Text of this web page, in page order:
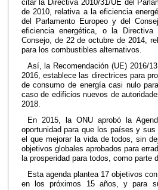
citar la Directiva 2010/31/UE del
de 2010, relativa a la eficiencia
del Parlamento Europeo y del
eficiencia energética, o la Directiva
Consejo, de 22 de octubre de 2014,
para los combustibles alternativos.
Así, la Recomendación (UE) 2016/
2016, establece las directrices para
de consumo de energía casi nulo
caso de edificios nuevos de
2018.
En 2015, la ONU aprobó la
oportunidad para que los países y
el que mejorar la vida de todos, sin
objetivos globales aprobados para
la prosperidad para todos, como parte
Esta agenda plantea 17 objetivos
en los próximos 15 años, y para